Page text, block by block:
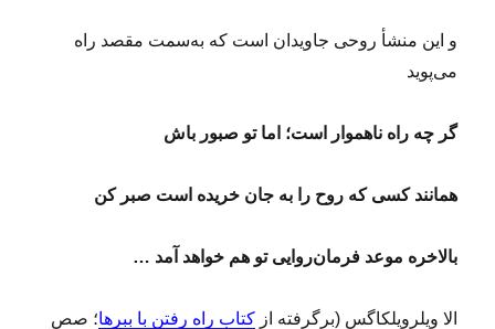
و این منشأ روحی جاویدان است که به‌سمت مقصد راه
می‌پوید
گر چه راه ناهموار است؛ اما تو صبور باش
همانند کسی که روح را به جان خریده است صبر کن
بالاخره موعد فرمان‌روایی تو هم خواهد آمد …
الا ویلرویلکاگس (برگرفته ازکتاب راه رفتن با ببرها؛ صص